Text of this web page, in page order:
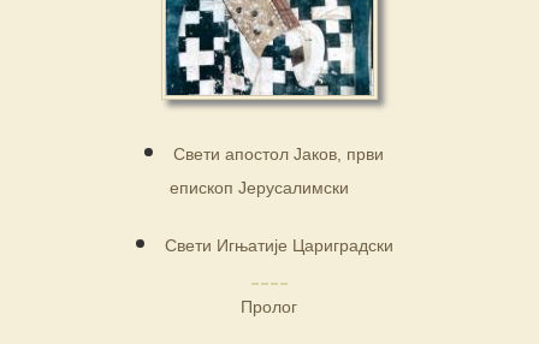
Свети апостол Јаков, први
епископ Јерусалимски
Свети Игњатије Цариградски
Пролог